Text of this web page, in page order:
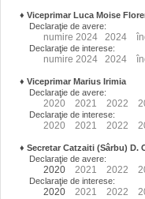
♦ Viceprimar Luca Moise
Declaraţie de avere:
numire 2024 2024
Declaraţie de interese:
numire 2024 2024
♦ Viceprimar Marius Irimia
Declaraţie de avere:
2020 2021 2022
Declaraţie de interese:
2020 2021 2022
♦ Secretar Catzaiti (Sârbu) D.
Declaraţie de avere:
2020 2021 2022
Declaraţie de interese:
2020 2021 2022